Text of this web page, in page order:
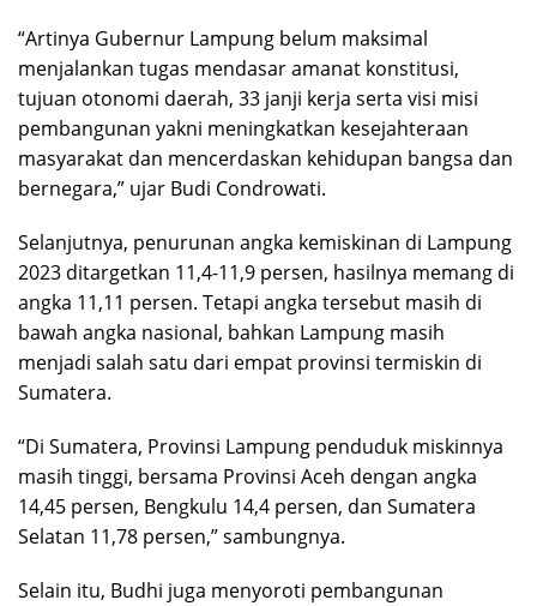
“Artinya Gubernur Lampung belum maksimal
menjalankan tugas mendasar amanat konstitusi,
tujuan otonomi daerah, 33 janji kerja serta visi misi
pembangunan yakni meningkatkan kesejahteraan
masyarakat dan mencerdaskan kehidupan bangsa dan
bernegara,” ujar Budi Condrowati.
Selanjutnya, penurunan angka kemiskinan di Lampung
2023 ditargetkan 11,4-11,9 persen, hasilnya memang di
angka 11,11 persen. Tetapi angka tersebut masih di
bawah angka nasional, bahkan Lampung masih
menjadi salah satu dari empat provinsi termiskin di
Sumatera.
“Di Sumatera, Provinsi Lampung penduduk miskinnya
masih tinggi, bersama Provinsi Aceh dengan angka
14,45 persen, Bengkulu 14,4 persen, dan Sumatera
Selatan 11,78 persen,” sambungnya.
Selain itu, Budhi juga menyoroti pembangunan